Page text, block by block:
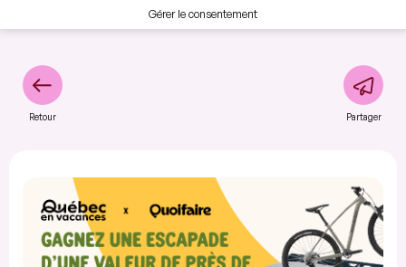
Gérer le consentement
Retour Partager